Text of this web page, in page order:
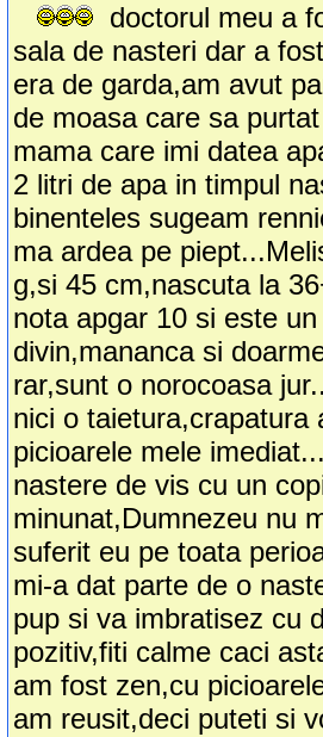
doctorul meu a
sala de nasteri dar a
era de garda,am avut
de moasa care sa
mama care imi datea
2 litri de apa in timpul
binenteles sugeam
ma ardea pe
g,si 45 cm,nascuta la
nota apgar 10 si este un
divin,mananca si
rar,sunt o norocoasa
nici o taietura,crapatura
picioarele mele
nastere de vis cu un
minunat,Dumnezeu nu
suferit eu pe toata
mi-a dat parte de o
pup si va imbratisez cu
pozitiv,fiti calme caci
am fost zen,cu
am reusit,deci puteti si